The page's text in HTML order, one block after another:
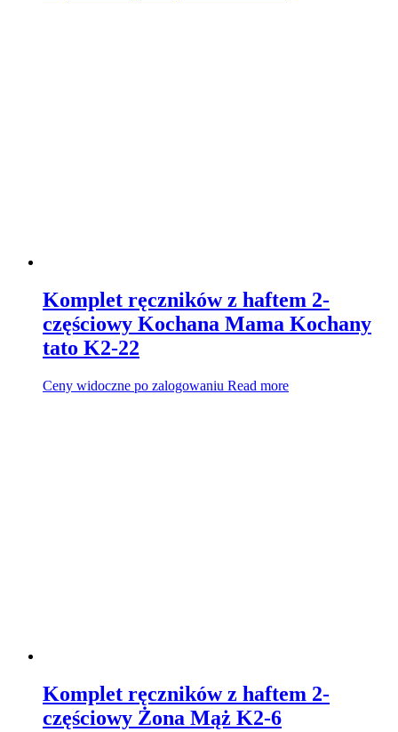
Komplet ręczników z haftem 2-
częściowy Kochana Mama Kochany
tato K2-22
Ceny widoczne po zalogowaniu Read more
Komplet ręczników z haftem 2-
częściowy Żona Mąż K2-6